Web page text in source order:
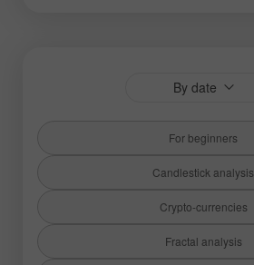
By date
For beginners
Candlestick analysis
Crypto-currencies
Fractal analysis